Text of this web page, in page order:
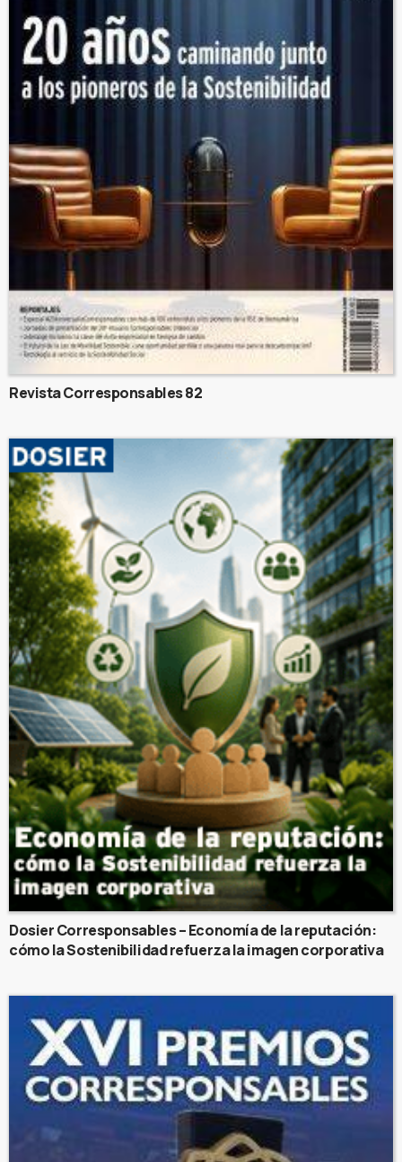
Revista Corresponsables 82
Dosier Corresponsables – Economía de la reputación:
cómo la Sostenibilidad refuerza la imagen corporativa